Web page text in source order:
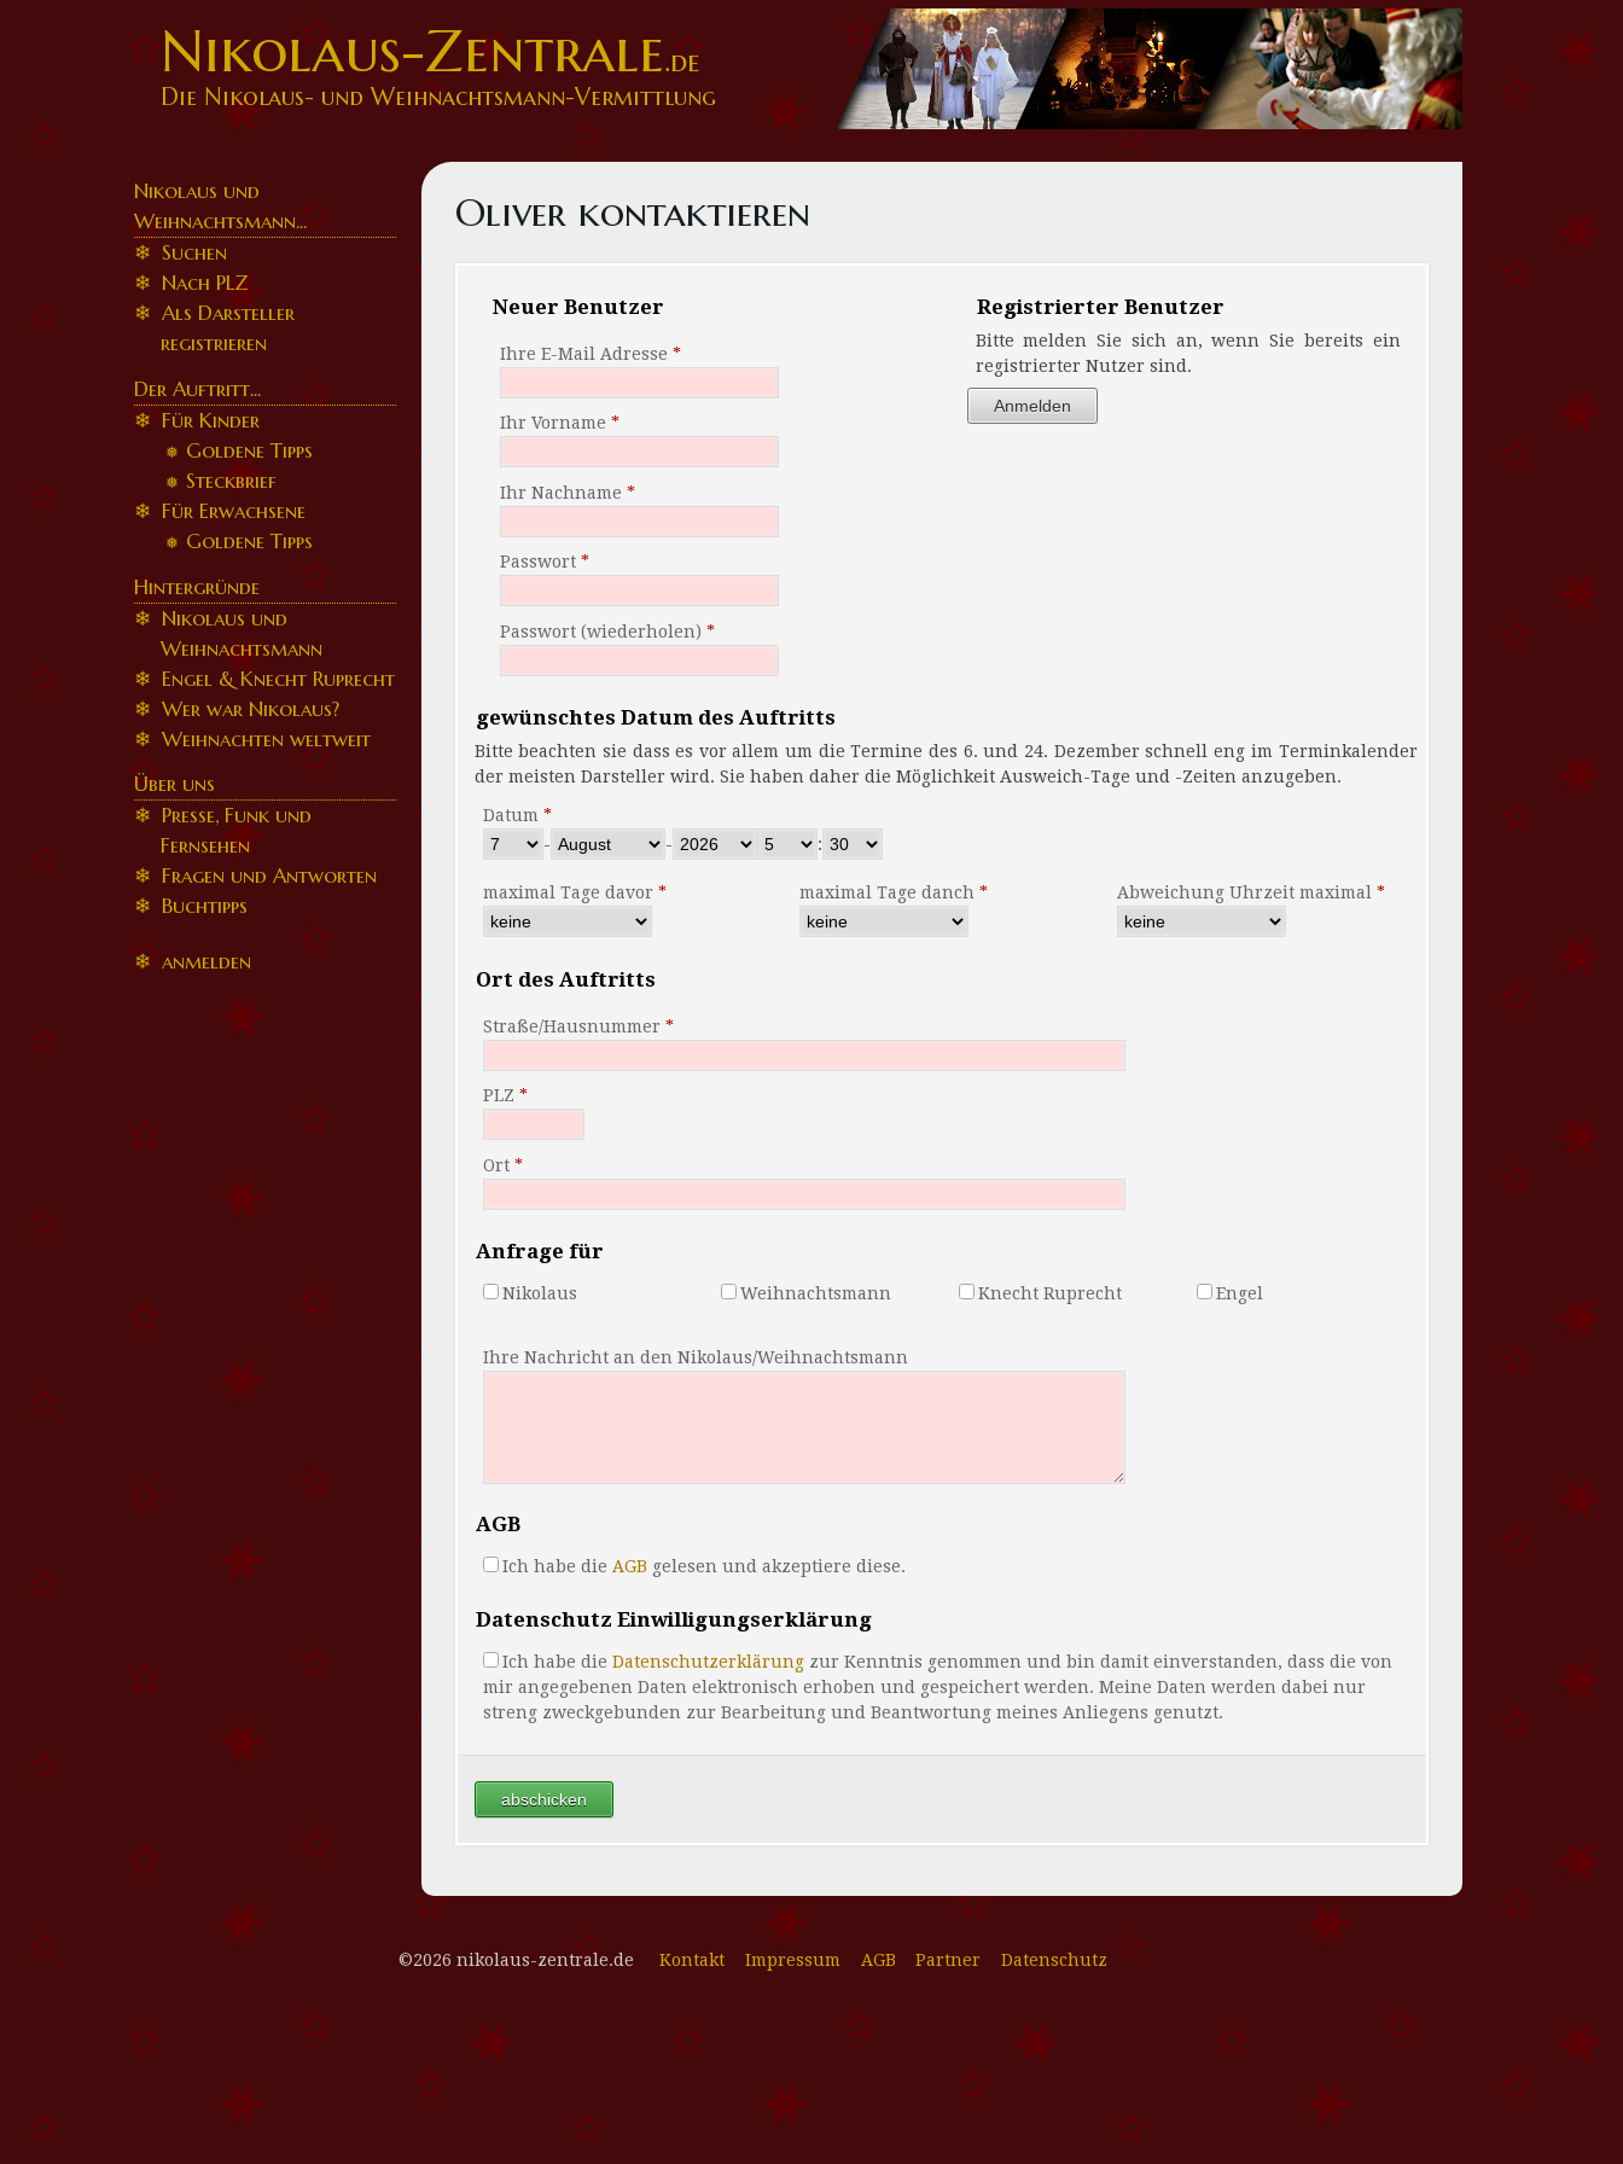
Nikolaus-Zentrale.de
Die Nikolaus- und Weihnachtsmann-Vermittlung
Nikolaus und
Weihnachtsmann...
Suchen
Nach PLZ
Als Darsteller
registrieren
Der Auftritt...
Für Kinder
Goldene Tipps
Steckbrief
Für Erwachsene
Goldene Tipps
Hintergründe
Nikolaus und
Weihnachtsmann
Engel & Knecht Ruprecht
Wer war Nikolaus?
Weihnachten weltweit
Über uns
Presse, Funk und
Fernsehen
Fragen und Antworten
Buchtipps
anmelden
Oliver kontaktieren
Neuer Benutzer
Ihre E-Mail Adresse
Ihr Vorname
Ihr Nachname
Passwort
Passwort (wiederholen)
Registrierter Benutzer
Bitte melden Sie sich an, wenn Sie bereits ein
registrierter Nutzer sind.
Anmelden
gewünschtes Datum des Auftritts
Bitte beachten sie dass es vor allem um die Termine des 6. und 24. Dezember schnell eng im Terminkalender
der meisten Darsteller wird. Sie haben daher die Möglichkeit Ausweich-Tage und -Zeiten anzugeben.
Datum
-
- :
maximal Tage davor maximal Tage danch Abweichung Uhrzeit maximal
Ort des Auftritts
Straße/Hausnummer
PLZ
Ort
Anfrage für
Nikolaus Weihnachtsmann Knecht Ruprecht Engel
Ihre Nachricht an den Nikolaus/Weihnachtsmann
AGB
Ich habe die AGB gelesen und akzeptiere diese.
Datenschutz Einwilligungserklärung
Ich habe dieDatenschutzerklärung zur Kenntnis genommen und bin damit einverstanden, dass die von
mir angegebenen Daten elektronisch erhoben und gespeichert werden. Meine Daten werden dabei nur
streng zweckgebunden zur Bearbeitung und Beantwortung meines Anliegens genutzt.
©2026 nikolaus-zentrale.de Kontakt Impressum AGB Partner Datenschutz